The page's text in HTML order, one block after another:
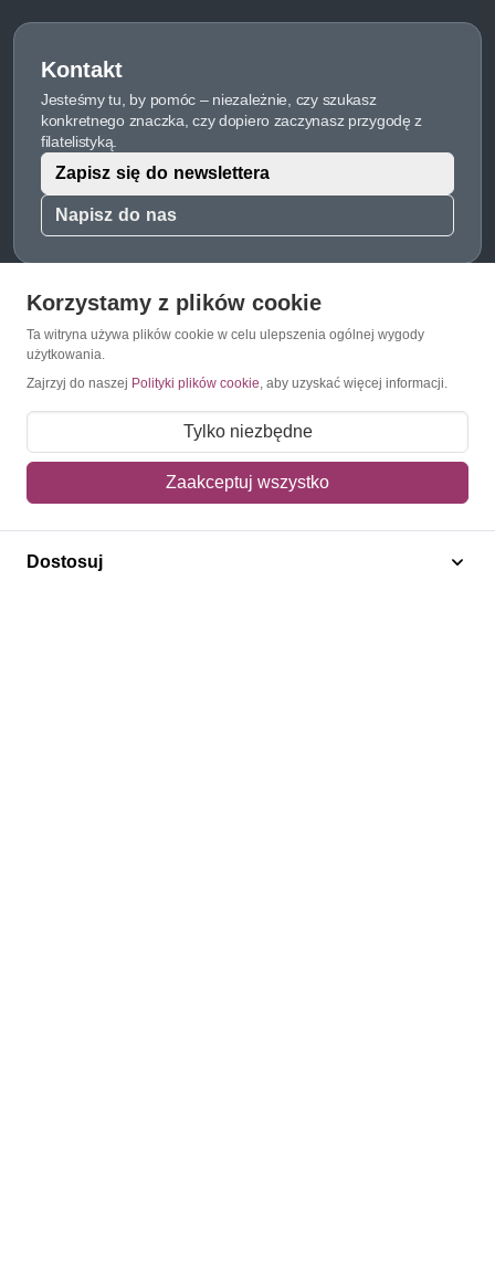
Kontakt
Jesteśmy tu, by pomóc – niezależnie, czy szukasz
konkretnego znaczka, czy dopiero zaczynasz przygodę z
filatelistyką.
Napisz do nas
Zapisz się do newslettera
O Znaczkopol.pl
O nas
Regulamin
Polityka prywatności
Korzystamy z plików cookie
Ta witryna używa plików cookie w celu ulepszenia ogólnej wygody
użytkowania.
Zajrzyj do naszej Polityki plików cookie, aby uzyskać więcej informacji.
Tylko niezbędne
Zaakceptuj wszystko
Dostosuj